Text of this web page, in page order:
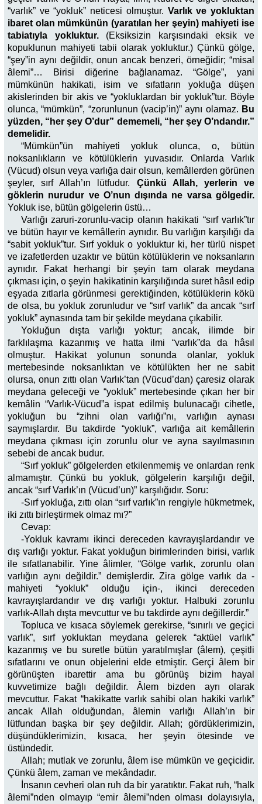
“varlık” ve “yokluk” neticesi olmuştur. Varlık ve yokluktan
ibaret olan mümkünün (yaratılan her şeyin) mahiyeti ise
tabiatıyla yokluktur.(Eksiksizin karşısındaki eksik ve
kopuklunun mahiyeti tabii olarak yokluktur.) Çünkü gölge,
“şey”in aynı değildir, onun ancak benzeri, örneğidir; “misal
âlemi”… Birisi diğerine bağlanamaz. “Gölge”, yani
mümkünün hakikati, isim ve sıfatların yokluğa düşen
akislerinden bir akis ve “yokluklardan bir yokluk”tur. Böyle
olunca, “mümkün”, “zorunlunun (vacip’in)” aynı olamaz. Bu
yüzden, “her şey O’dur” dememeli, “her şey O’ndandır.”
demelidir.
“Mümkün”ün mahiyeti yokluk olunca, o, bütün
noksanlıkların ve kötülüklerin yuvasıdır. Onlarda Varlık
(Vücud) olsun veya varlığa dair olsun, kemâllerden görünen
şeyler, sırf Allah’ın lütfudur. Çünkü Allah, yerlerin ve
göklerin nurudur ve O’nun dışında ne varsa gölgedir.
Yokluk ise, bütün gölgelerin üstü…
Varlığı zaruri-zorunlu-vacip olanın hakikati “sırf varlık”tır
ve bütün hayır ve kemâllerin aynıdır. Bu varlığın karşılığı da
“sabit yokluk”tur. Sırf yokluk o yokluktur ki, her türlü nispet
ve izafetlerden uzaktır ve bütün kötülüklerin ve noksanların
aynıdır. Fakat herhangi bir şeyin tam olarak meydana
çıkması için, o şeyin hakikatinin karşılığında suret hâsıl edip
eşyada zıtlarla görünmesi gerektiğinden, kötülüklerin kökü
de olsa, bu yokluk zorunludur ve “sırf varlık” da ancak “sırf
yokluk” aynasında tam bir şekilde meydana çıkabilir.
Yokluğun dışta varlığı yoktur; ancak, ilimde bir
farklılaşma kazanmış ve hatta ilmi “varlık”da da hâsıl
olmuştur. Hakikat yolunun sonunda olanlar, yokluk
mertebesinde noksanlıktan ve kötülükten her ne sabit
olursa, onun zıttı olan Varlık’tan (Vücud’dan) çaresiz olarak
meydana geleceği ve “yokluk” mertebesinde çıkan her bir
kemâlin “Varlık-Vücud”a ispat edilmiş bulunacağı cihetle,
yokluğun bu “zihni olan varlığı”nı, varlığın aynası
saymışlardır. Bu takdirde “yokluk”, varlığa ait kemâllerin
meydana çıkması için zorunlu olur ve ayna sayılmasının
sebebi de ancak budur.
“Sırf yokluk” gölgelerden etkilenmemiş ve onlardan renk
almamıştır. Çünkü bu yokluk, gölgelerin karşılığı değil,
ancak “sırf Varlık’ın (Vücud’un)” karşılığıdır. Soru:
-Sırf yokluğa, zıttı olan “sırf varlık”ın rengiyle hükmetmek,
iki zıttı birleştirmek olmaz mı?”
Cevap:
-Yokluk kavramı ikinci dereceden kavrayışlardandır ve
dış varlığı yoktur. Fakat yokluğun birimlerinden birisi, varlık
ile sıfatlanabilir. Yine âlimler, “Gölge varlık, zorunlu olan
varlığın aynı değildir.” demişlerdir. Zira gölge varlık da -
mahiyeti “yokluk” olduğu için-, ikinci dereceden
kavrayışlardandır ve dış varlığı yoktur. Halbuki zorunlu
varlık-Allah dışta mevcuttur ve bu takdirde aynı değillerdir.”
Topluca ve kısaca söylemek gerekirse, “sınırlı ve geçici
varlık”, sırf yokluktan meydana gelerek “aktüel varlık”
kazanmış ve bu suretle bütün yaratılmışlar (âlem), çeşitli
sıfatlarını ve onun objelerini elde etmiştir. Gerçi âlem bir
görünüşten ibarettir ama bu görünüş bizim hayal
kuvvetimize bağlı değildir. Âlem bizden ayrı olarak
mevcuttur. Fakat “hakikatte varlık sahibi olan hakiki varlık”
ancak Allah olduğundan, âlemin varlığı Allah’ın bir
lütfundan başka bir şey değildir. Allah; gördüklerimizin,
düşündüklerimizin, kısaca, her şeyin ötesinde ve
üstündedir.
Allah; mutlak ve zorunlu, âlem ise mümkün ve geçicidir.
Çünkü âlem, zaman ve mekândadır.
İnsanın cevheri olan ruh da bir yaratıktır. Fakat ruh, “halk
âlemi”nden olmayıp “emir âlemi”nden olması dolayısıyla,